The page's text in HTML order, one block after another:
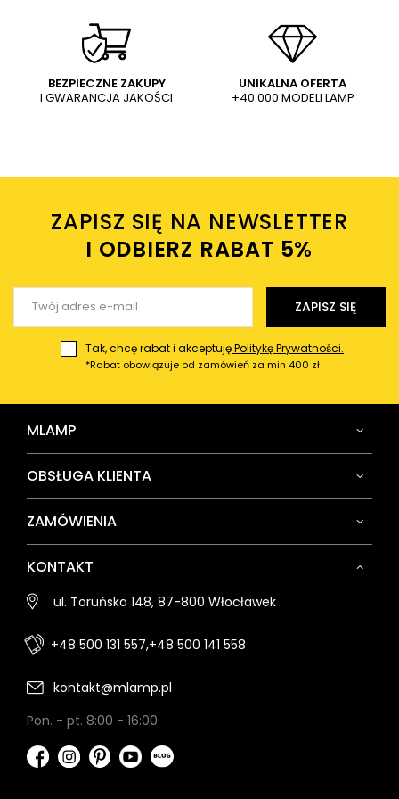
Sigma kule biała złota
341,94 PLN 256,11 PLN
złota
150,06 PLN 112,39 PLN
Dodaj własne zdjęcie produktu:
Twoje imię
Twój email
BEZPIECZNE ZAKUPY
I GWARANCJA JAKOŚCI
UNIKALNA OFERTA
+40 000 MODELI LAMP
ZAPISZ SIĘ NA NEWSLETTER
I ODBIERZ RABAT 5%ㅤ
ZAPISZ SIĘ
Tak, chcę rabat i akceptujęPolitykę Prywatności.
*Rabat obowiązuje od zamówień za min 400 zł
MLAMP
OBSŁUGA KLIENTA
ZAMÓWIENIA
KONTAKT
ul. Toruńska 148, 87-800 Włocławek
+48 500 131 557,+48 500 141 558
kontakt@mlamp.pl
Pon. - pt. 8:00 - 16:00